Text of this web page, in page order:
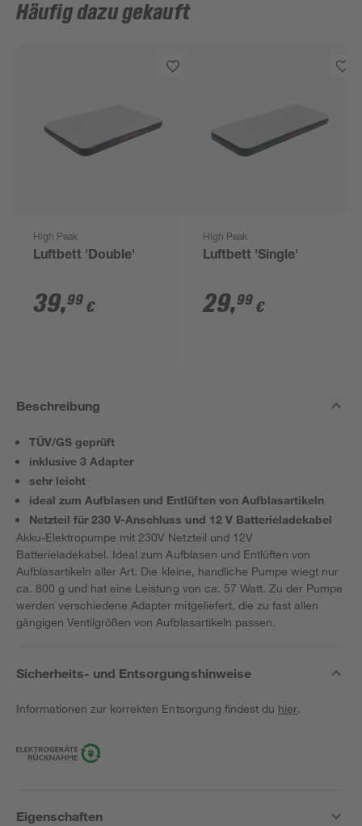
Häufig dazu gekauft
High Peak
Luftbett 'Double'
39,99 €
High Peak
Luftbett 'Single'
29,99 €
Beschreibung
TÜV/GS geprüft
inklusive 3 Adapter
sehr leicht
ideal zum Aufblasen und Entlüften von Aufblasartikeln
Netzteil für 230 V-Anschluss und 12 V Batterieladekabel
Akku-Elektropumpe mit 230V Netzteil und 12V
Batterieladekabel. Ideal zum Aufblasen und Entlüften von
Aufblasartikeln aller Art. Die kleine, handliche Pumpe wiegt nur
ca. 800 g und hat eine Leistung von ca. 57 Watt. Zu der Pumpe
werden verschiedene Adapter mitgeliefert, die zu fast allen
gängigen Ventilgrößen von Aufblasartikeln passen.
Sicherheits- und Entsorgungshinweise
Informationen zur korrekten Entsorgung findest du hier.
Eigenschaften